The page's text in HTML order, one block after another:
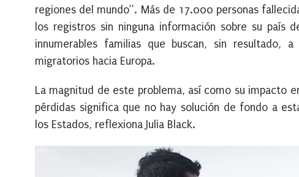
regiones del mundo”. Más de 17.000 personas
los registros sin ninguna información sobre su país
innumerables familias que buscan, sin resultado,
migratorios hacia Europa.
La magnitud de este problema, así como su impacto
pérdidas significa que no hay solución de fondo a
los Estados, reflexiona Julia Black.